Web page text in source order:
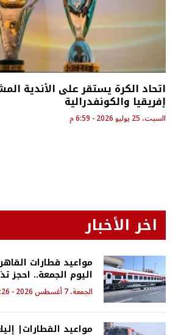
اتحاد الكرة يستقر على الأندية
إفريقيا والكونفدرالية
السبت، 25 يوليو 2026 - 6:59 م
اخر الأخبار
مواعيد قطارات
اليوم الجمعة.. احجز
الجمعة، 7 أغسطس 2026 - 8:26 ص
مواعيد القطارات|